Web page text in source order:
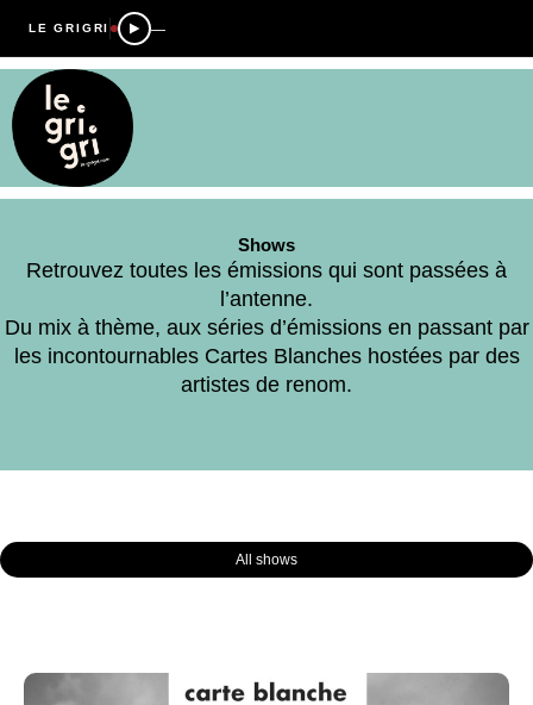
LE GRIGRI —
Shows
Retrouvez toutes les émissions qui sont passées à
l’antenne.
Du mix à thème, aux séries d’émissions en passant par
les incontournables Cartes Blanches hostées par des
artistes de renom.
All shows